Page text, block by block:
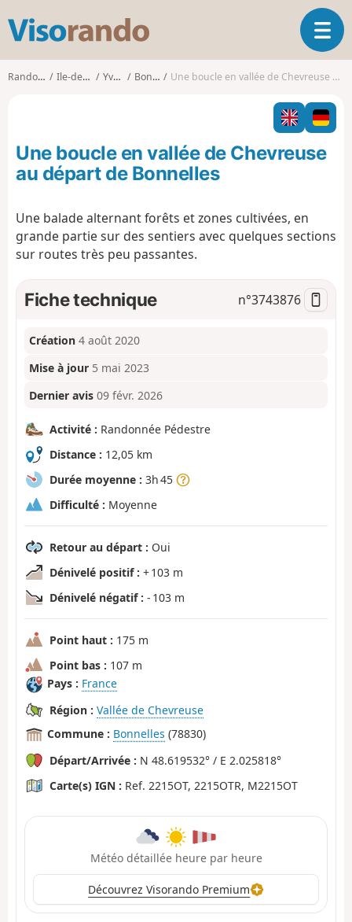
s
o
o
O
u
i
r
l
a
g
i
Randonnées Ile-de-France Yvelines Bonnelles Une boucle en vallée de Chevreuse au départ de Bonnelles
Une boucle en vallée de Chevreuse
au départ de Bonnelles
Une balade alternant forêts et zones cultivées, en
grande partie sur des sentiers avec quelques sections
sur routes très peu passantes.
Fiche technique n°3743876
Création 4 août 2020
Mise à jour 5 mai 2023
Dernier avis 09 févr. 2026
Activité : Randonnée Pédestre
Distance : 12,05 km
Durée moyenne : 3h 45
Difficulté : Moyenne
Retour au départ : Oui
Dénivelé positif : + 103 m
Dénivelé négatif : - 103 m
Point haut : 175 m
Point bas : 107 m
Pays : France
Région : Vallée de Chevreuse
Commune : Bonnelles (78830)
Départ/Arrivée : N 48.619532° / E 2.025818°
Carte(s) IGN : Ref. 2215OT, 2215OTR, M2215OT
Météo détaillée heure par heure
Découvrez Visorando Premium